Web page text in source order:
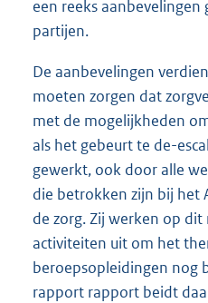
een reeks aanbevelingen
partijen.
De aanbevelingen
moeten zorgen dat
met de mogelijkheden
als het gebeurt te de-
gewerkt, ook door alle
die betrokken zijn bij het
de zorg. Zij werken op
activiteiten uit om het
beroepsopleidingen nog
rapport rapport beidt